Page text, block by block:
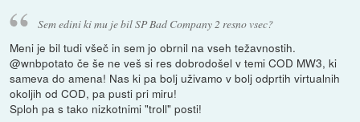
Sem edini ki mu je bil SP Bad Company 2 resno vsec?
Meni je bil tudi všeč in sem jo obrnil na vseh težavnostih.
@wnbpotato če še ne veš si res dobrodošel v temi COD MW3, ki
sameva do amena! Nas ki pa bolj uživamo v bolj odprtih virtualnih
okoljih od COD, pa pusti pri miru!
Sploh pa s tako nizkotnimi "troll" posti!